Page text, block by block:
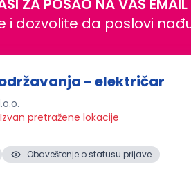
ZA POSAO NA VAŠ EMAIL
i dozvolite da poslovi
- električar
Izvan pretražene lokacije
Obaveštenje o statusu prijave